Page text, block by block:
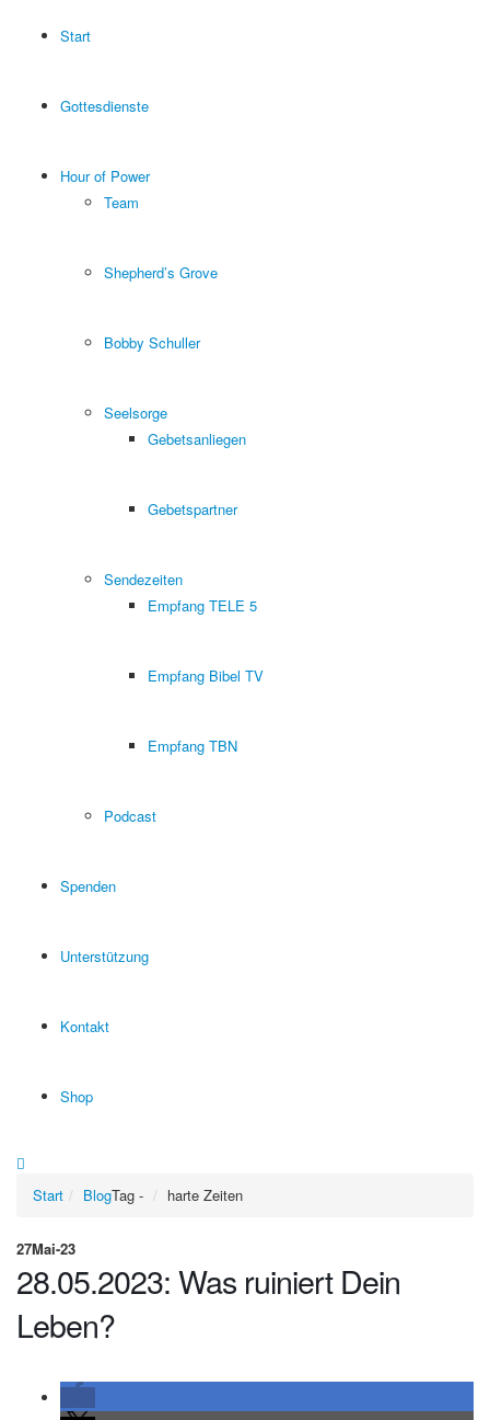
Start
Gottesdienste
Hour of Power
Team
Shepherd’s Grove
Bobby Schuller
Seelsorge
Gebetsanliegen
Gebetspartner
Sendezeiten
Empfang TELE 5
Empfang Bibel TV
Empfang TBN
Podcast
Spenden
Unterstützung
Kontakt
Shop
Start BlogTag - harte Zeiten
27Mai-23
28.05.2023: Was ruiniert Dein
Leben?